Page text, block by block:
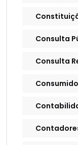
Consulta
Consulta